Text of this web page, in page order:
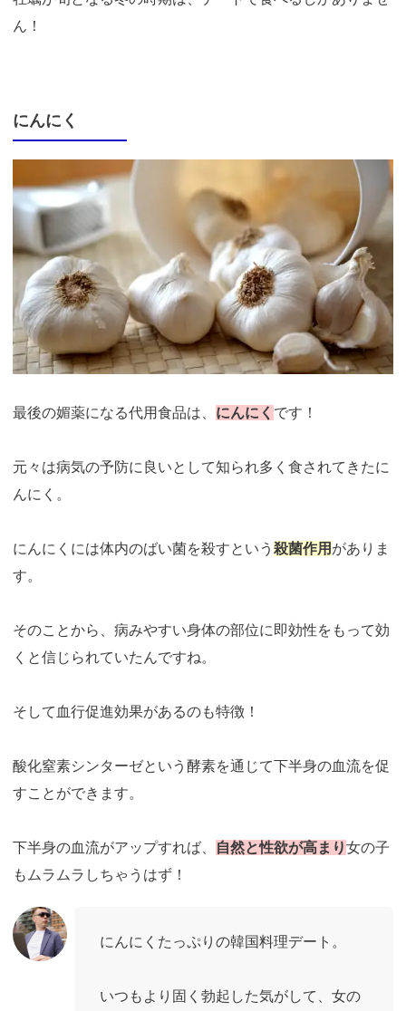
ん！
にんにく
最後の媚薬になる代用食品は、 にんにく です！
元々は病気の予防に良いとして知られ多く食されてきたに
んにく。
にんにくには体内のばい菌を殺すという 殺菌作用 がありま
す。
そのことから、病みやすい身体の部位に即効性をもって効
くと信じられていたんですね。
そして血行促進効果があるのも特徴！
酸化窒素シンターゼという酵素を通じて下半身の血流を促
すことができます。
下半身の血流がアップすれば、 自然と性欲が高まり女の子
もムラムラしちゃうはず！
にんにくたっぷりの韓国料理デート。
いつもより固く勃起した気がして、女の